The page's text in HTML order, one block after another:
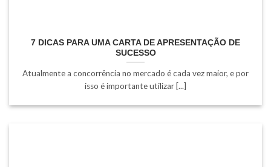
7 DICAS PARA UMA CARTA DE APRESENTAÇÃO DE
SUCESSO
Atualmente a concorrência no mercado é cada vez maior, e por
isso é importante utilizar [...]